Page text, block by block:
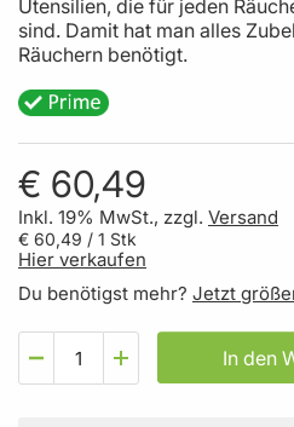
Utensilien, die für jeden
sind. Damit hat man alles
Räuchern benötigt.
€ 60,49
Inkl. 19% MwSt., zzgl. Versand
€ 60,49 / 1 Stk
Hier verkaufen
Du benötigst mehr? Jetzt
In den